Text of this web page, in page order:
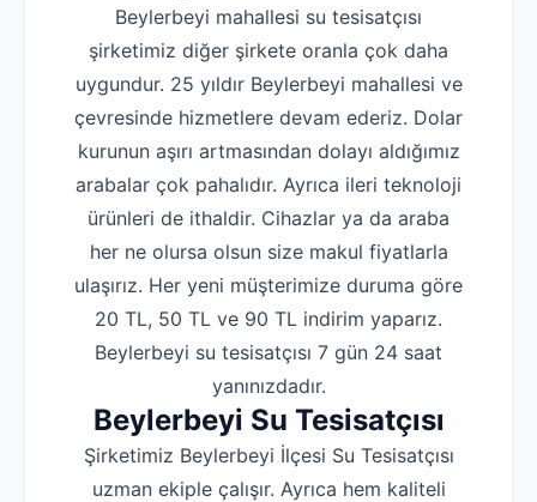
Beylerbeyi mahallesi su tesisatçısı
şirketimiz diğer şirkete oranla çok daha
uygundur. 25 yıldır Beylerbeyi mahallesi ve
çevresinde hizmetlere devam ederiz. Dolar
kurunun aşırı artmasından dolayı aldığımız
arabalar çok pahalıdır. Ayrıca ileri teknoloji
ürünleri de ithaldir. Cihazlar ya da araba
her ne olursa olsun size makul fiyatlarla
ulaşırız. Her yeni müşterimize duruma göre
20 TL, 50 TL ve 90 TL indirim yaparız.
Beylerbeyi su tesisatçısı 7 gün 24 saat
yanınızdadır.
Beylerbeyi Su Tesisatçısı
Şirketimiz Beylerbeyi İlçesi Su Tesisatçısı
uzman ekiple çalışır. Ayrıca hem kaliteli